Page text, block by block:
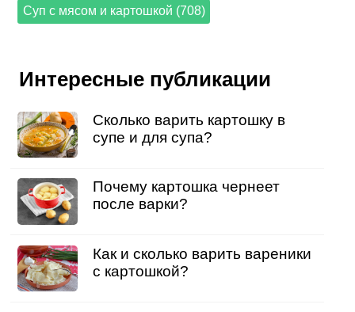
Суп с мясом и картошкой (708)
Интересные публикации
Сколько варить картошку в
супе и для супа?
Почему картошка чернеет
после варки?
Как и сколько варить вареники
с картошкой?